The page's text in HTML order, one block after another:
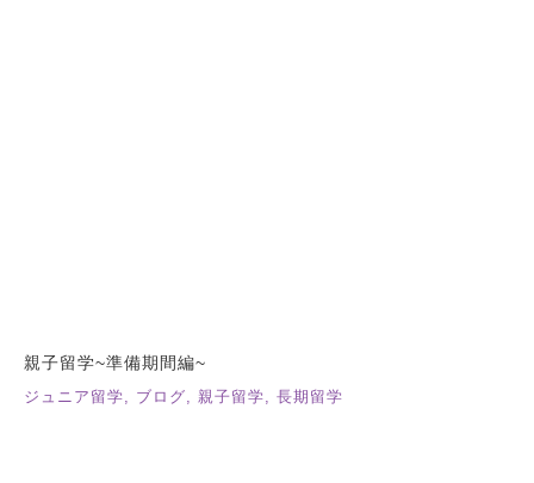
親子留学~準備期間編~
ジュニア留学, ブログ, 親子留学, 長期留学